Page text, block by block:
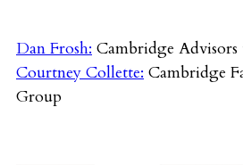
Dan Frosh: Cambridge
Courtney Collette: Cambridge
Group